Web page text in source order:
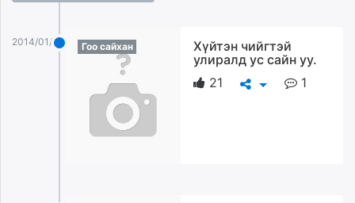
2014/01/05 Гоо сайхан
Хүйтэн чийгтэй
улиралд ус сайн уу.
21
1